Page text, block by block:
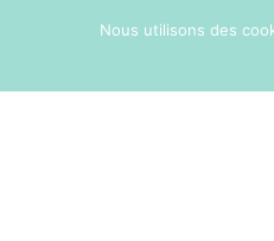
Nous utilisons des